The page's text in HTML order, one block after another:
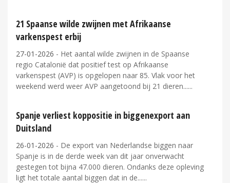
21 Spaanse wilde zwijnen met Afrikaanse
varkenspest erbij
27-01-2026 - Het aantal wilde zwijnen in de Spaanse
regio Catalonië dat positief test op Afrikaanse
varkenspest (AVP) is opgelopen naar 85. Vlak voor het
weekend werd weer AVP aangetoond bij 21 dieren...
Spanje verliest koppositie in biggenexport aan
Duitsland
26-01-2026 - De export van Nederlandse biggen naar
Spanje is in de derde week van dit jaar onverwacht
gestegen tot bijna 47.000 dieren. Ondanks deze opleving
ligt het totale aantal biggen dat in de...